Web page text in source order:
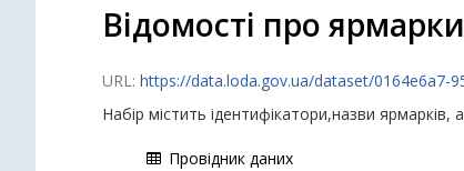
Відомості про
URL: https://data.loda.gov.ua/dataset/0164e6a7-
Набір містить ідентифікатори,назви ярмарків,
Провідник даних